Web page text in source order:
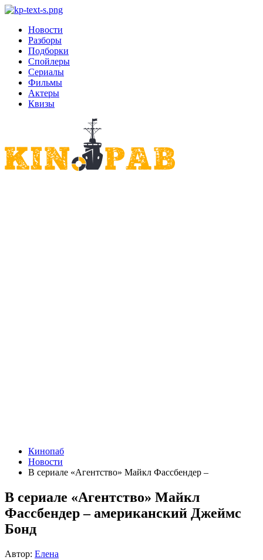
Новости
Разборы
Подборки
Спойлеры
Сериалы
Фильмы
Актеры
Квизы
Кинопаб
Новости
В сериале «Агентство» Майкл Фассбендер –
В сериале «Агентство» Майкл
Фассбендер – американский Джеймс
Бонд
Автор: Елена